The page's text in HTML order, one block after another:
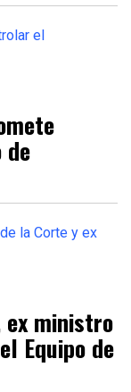
ex ministro
Equipo de